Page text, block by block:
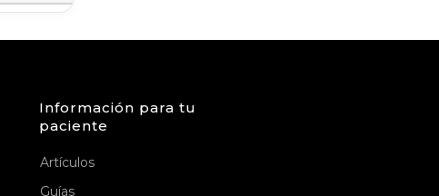
Información para tu
paciente
Artículos
Guías